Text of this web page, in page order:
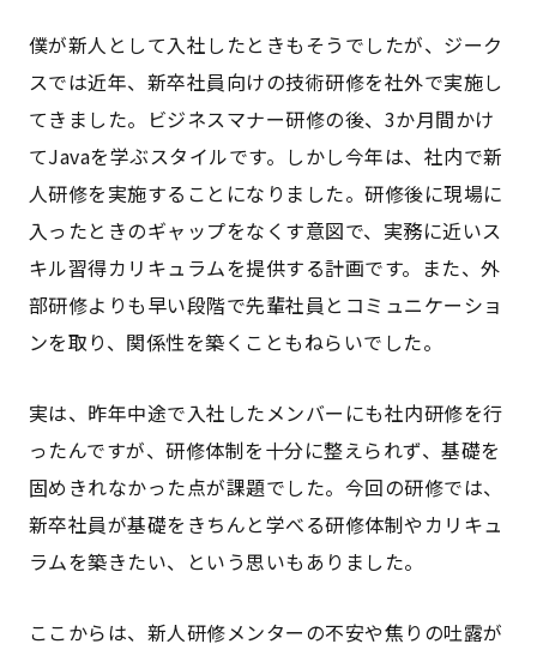
僕が新人として入社したときもそうでしたが、ジーク
スでは近年、新卒社員向けの技術研修を社外で実施し
てきました。ビジネスマナー研修の後、3か月間かけ
てJavaを学ぶスタイルです。しかし今年は、社内で新
人研修を実施することになりました。研修後に現場に
入ったときのギャップをなくす意図で、実務に近いス
キル習得カリキュラムを提供する計画です。また、外
部研修よりも早い段階で先輩社員とコミュニケーショ
ンを取り、関係性を築くこともねらいでした。
実は、昨年中途で入社したメンバーにも社内研修を行
ったんですが、研修体制を十分に整えられず、基礎を
固めきれなかった点が課題でした。今回の研修では、
新卒社員が基礎をきちんと学べる研修体制やカリキュ
ラムを築きたい、という思いもありました。
ここからは、新人研修メンターの不安や焦りの吐露が